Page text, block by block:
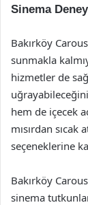
Sinema
Bakırköy
sunmakla
hizmetler de
hem de içecek
mısırdan sıcak
seçeneklerine
Bakırköy
sinema